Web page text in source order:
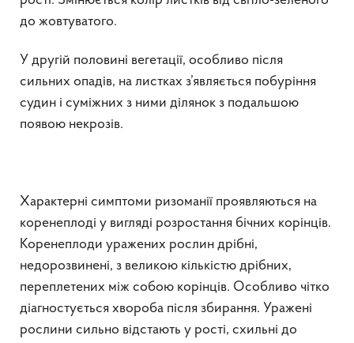
до жовтуватого.
У другій половині вегетації, особливо після
сильних опадів, на листках з’являється побуріння
судин і суміжних з ними ділянок з подальшою
появою некрозів.
Характерні симптоми ризоманії проявляються на
коренеплоді у вигляді розростання бічних корінців.
Коренеплоди уражених рослин дрібні,
недорозвинені, з великою кількістю дрібних,
переплетених між собою корінців. Особливо чітко
діагностується хвороба після збирання. Уражені
рослини сильно відстають у рості, схильні до